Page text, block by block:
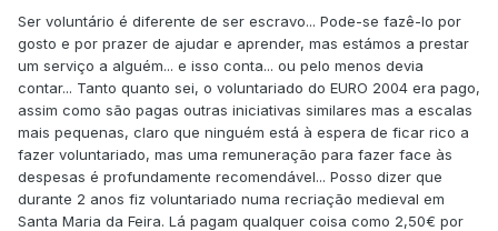
Ser voluntário é diferente de ser escravo... Pode-se fazê-lo por
gosto e por prazer de ajudar e aprender, mas estámos a prestar
um serviço a alguém... e isso conta... ou pelo menos devia
contar... Tanto quanto sei, o voluntariado do EURO 2004 era pago,
assim como são pagas outras iniciativas similares mas a escalas
mais pequenas, claro que ninguém está à espera de ficar rico a
fazer voluntariado, mas uma remuneração para fazer face às
despesas é profundamente recomendável... Posso dizer que
durante 2 anos fiz voluntariado numa recriação medieval em
Santa Maria da Feira. Lá pagam qualquer coisa como 2,50€ por